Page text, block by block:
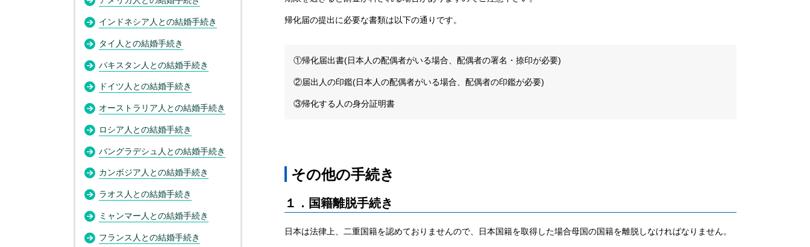
帰化届の提出に必要な書類は以下の通りです。
①帰化届出書(日本人の配偶者がいる場合、配偶者の署名・捺印が必要)
②届出人の印鑑(日本人の配偶者がいる場合、配偶者の印鑑が必要)
③帰化する人の身分証明書
その他の手続き
１．国籍離脱手続き
日本は法律上、二重国籍を認めておりませんので、日本国籍を取得した場合母国の国籍を離脱しなければなりません。
インドネシア人との結婚手続き
タイ人との結婚手続き
パキスタン人との結婚手続き
ドイツ人との結婚手続き
オーストラリア人との結婚手続き
ロシア人との結婚手続き
バングラデシュ人との結婚手続き
カンボジア人との結婚手続き
ラオス人との結婚手続き
ミャンマー人との結婚手続き
フランス人との結婚手続き